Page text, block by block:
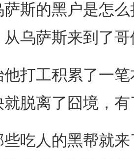
斯的黑户是怎
乌萨斯来到了
工积累了一笔
脱离了囧境，
人的黑帮就来